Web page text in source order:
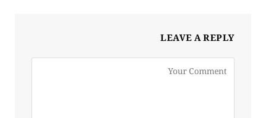
LEAVE A REPLY